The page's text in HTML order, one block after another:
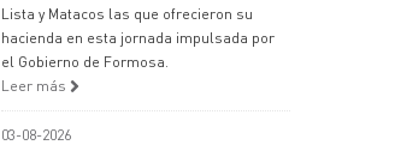
Lista y Matacos las que ofrecieron su
hacienda en esta jornada impulsada por
el Gobierno de Formosa.
Leer más
03-08-2026